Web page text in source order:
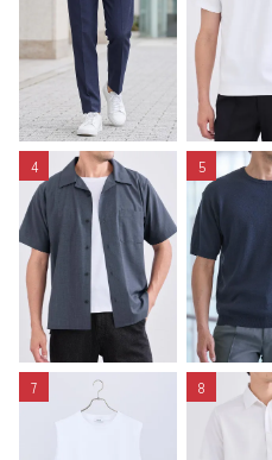
4 5
7 8